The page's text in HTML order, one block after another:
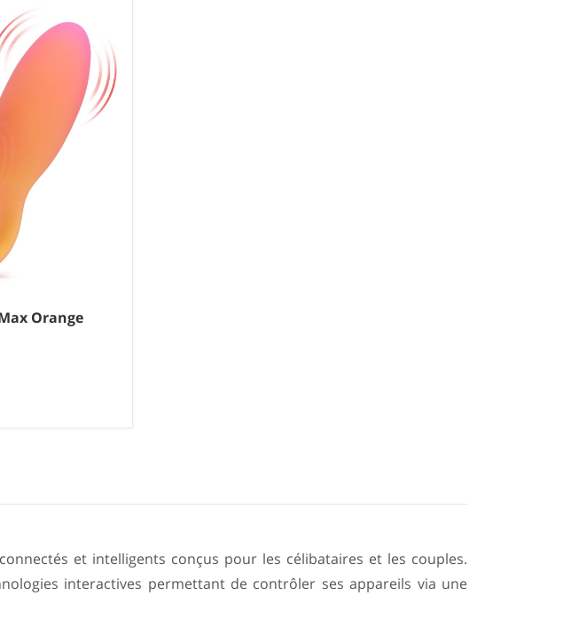
Orange
et intelligents conçus pour les célibataires et les couples.
interactives permettant de contrôler ses appareils via une